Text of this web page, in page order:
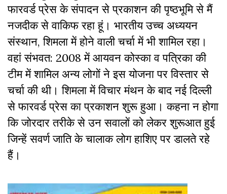
फारवर्ड प्रेस के संपादन से प्रकाशन की पृष्ठभूमि से मैं
नजदीक से वाकिफ रहा हूं। भारतीय उच्च अध्ययन
संस्थान, शिमला में होने वाली चर्चा में भी शामिल रहा।
वहां संभवत: 2008 में आयवन कोस्का व पत्रिका की
टीम में शामिल अन्य लोगों ने इस योजना पर विस्तार से
चर्चा की थी। शिमला में विचार मंथन के बाद नई दिल्ली
से फारवर्ड प्रेस का प्रकाशन शुरू हुआ। कहना न होगा
कि जोरदार तरीके से उन सवालों को लेकर शुरूआत हुई
जिन्हें सवर्ण जाति के चालाक लोग हाशिए पर डालते रहे
हैं।